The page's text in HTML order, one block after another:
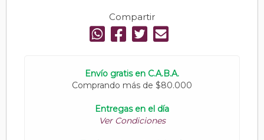
Compartir
Envío gratis en C.A.B.A.
Comprando más de $80.000
Entregas en el día
Ver Condiciones